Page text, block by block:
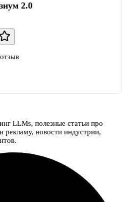
2.0
LLMs, полезные статьи про
рекламу, новости индустрии,